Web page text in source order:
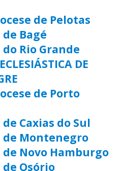
de Pelotas
de Bagé
do Rio Grande
DE
de Porto
de Caxias do Sul
de Montenegro
de Novo Hamburgo
de Osório